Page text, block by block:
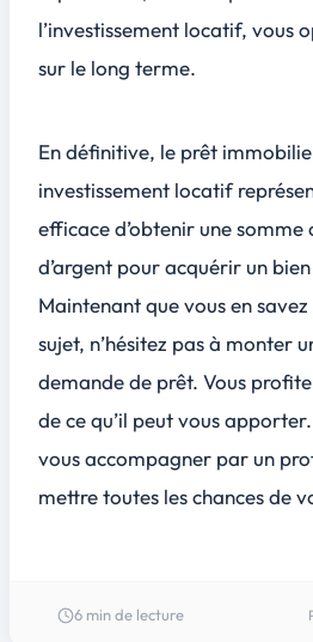
l’investissement locatif, vous
sur le long terme.
En définitive, le prêt
investissement locatif
efficace d’obtenir une somme
d’argent pour acquérir un
Maintenant que vous en
sujet, n’hésitez pas à monter
demande de prêt. Vous
de ce qu’il peut vous
vous accompagner par un
mettre toutes les chances de
6 min de lecture